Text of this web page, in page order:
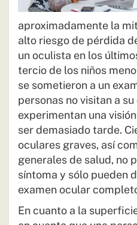
aproximadamente la
alto riesgo de pérdida
un oculista en los
tercio de los niños
se sometieron a un
personas no visitan a
experimentan una
ser demasiado tarde.
oculares graves, así
generales de salud, no
síntoma y sólo pueden
examen ocular
En cuanto a la